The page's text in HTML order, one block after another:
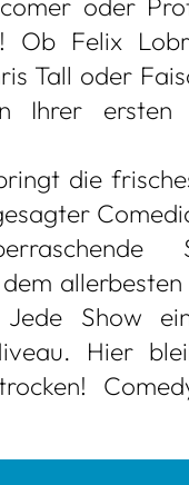
Ob Felix
Tall oder
Ihrer
die
Jede Show
Hier